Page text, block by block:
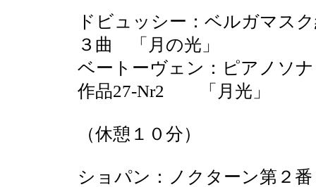
ドビュッシー：ベルガマス
３曲 「月の光」
ベートーヴェン：ピアノソ
作品27-Nr2 「月光」
（休憩１０分）
ショパン：ノクターン第